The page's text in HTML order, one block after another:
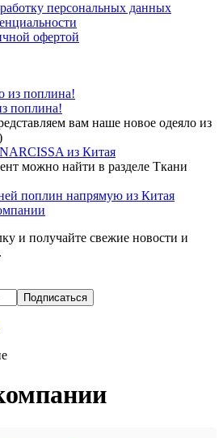
персональных данных
офертой
поплина!
вам наше новое одеяло из
из Китая
можно найти в разделе Ткани
поплин напрямую из Китая
и получайте свежие новости и